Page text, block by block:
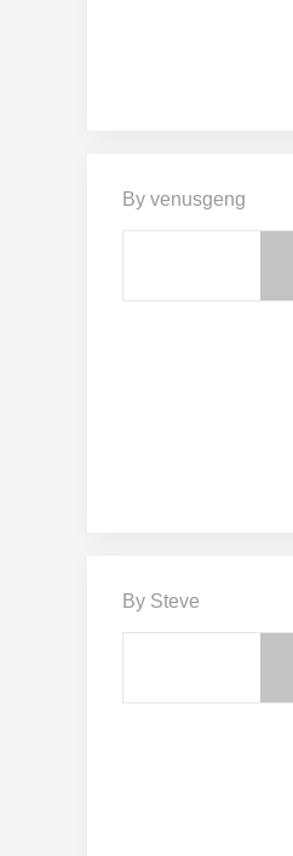
By venusgeng
By Steve